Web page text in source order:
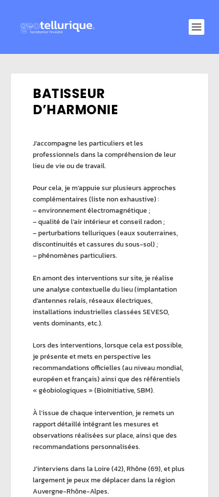
BATISSEUR
D’HARMONIE
J’accompagne les particuliers et les
professionnels dans la compréhension de leur
lieu de vie ou de travail.
Pour cela, je m’appuie sur plusieurs approches
complémentaires (liste non exhaustive) :
– environnement électromagnétique ;
– qualité de l’air intérieur et conseil radon ;
– perturbations telluriques (eaux souterraines,
discontinuités et cassures du sous-sol) ;
– phénomènes particuliers.
En amont des interventions sur site, je réalise
une analyse contextuelle du lieu (implantation
d’antennes relais, réseaux électriques,
installations industrielles classées SEVESO,
vents dominants, etc.).
Lors des interventions, lorsque cela est possible,
je présente et mets en perspective les
recommandations officielles (au niveau mondial,
européen et français) ainsi que des référentiels
« géobiologiques » (BioInitiative, SBM).
À l’issue de chaque intervention, je remets un
rapport détaillé intégrant les mesures et
observations réalisées sur place, ainsi que des
recommandations personnalisées.
J’interviens dans la Loire (42), Rhône (69), et plus
largement je peux me déplacer dans la région
Auvergne-Rhône-Alpes.